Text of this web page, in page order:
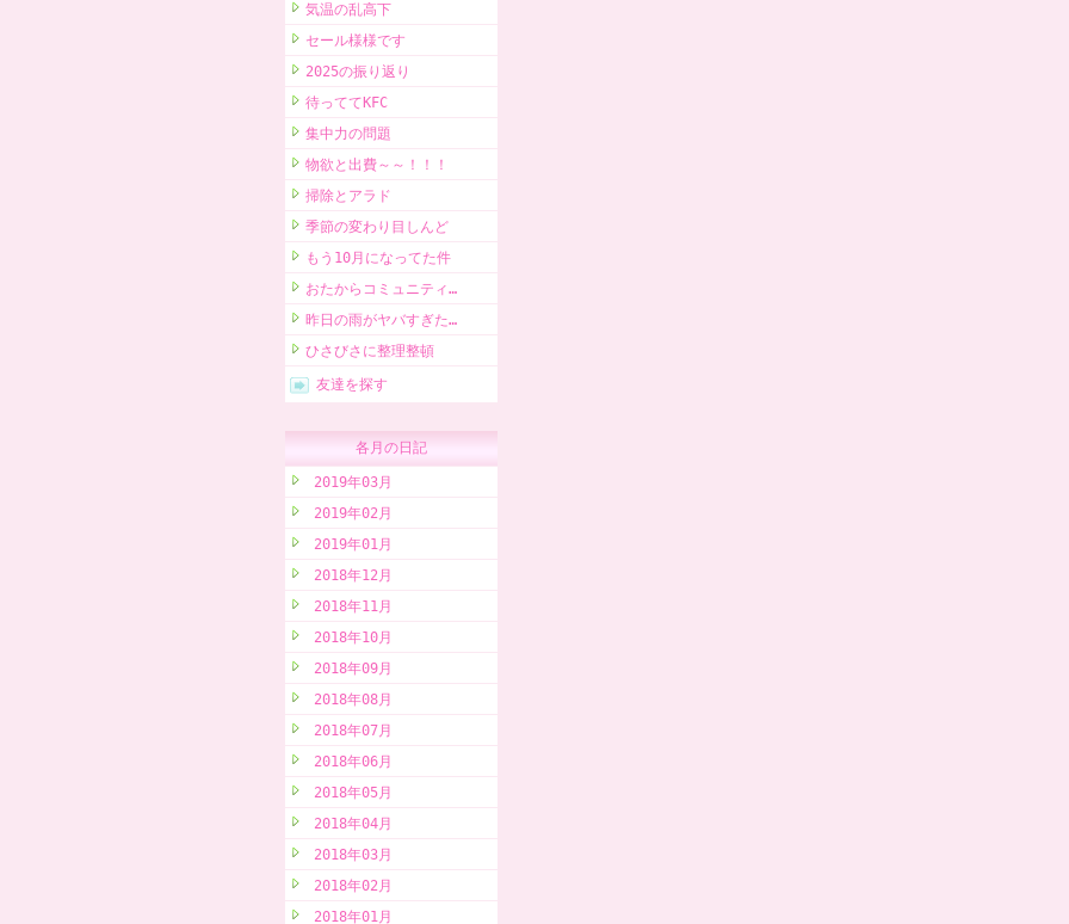
気温の乱高下
セール様様です
2025の振り返り
待っててKFC
集中力の問題
物欲と出費～～！！！
掃除とアラド
季節の変わり目しんど
もう10月になってた件
おたからコミュニティ…
昨日の雨がヤバすぎた…
ひさびさに整理整頓
友達を探す
各月の日記
2019年03月
2019年02月
2019年01月
2018年12月
2018年11月
2018年10月
2018年09月
2018年08月
2018年07月
2018年06月
2018年05月
2018年04月
2018年03月
2018年02月
2018年01月